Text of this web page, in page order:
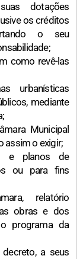
dotações
os créditos
o seu
como revê-las
urbanísticas
mediante
Municipal
assim o exigir;
e planos de
ou para fins
relatório
obras e dos
programa da
a seus